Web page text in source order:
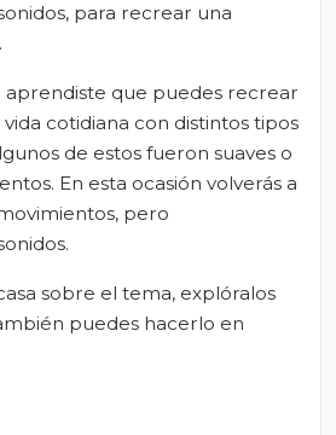
para recrear una
aprendiste que puedes recrear
cotidiana con distintos tipos
de estos fueron suaves o
En esta ocasión volverás a
pero
sobre el tema, explóralos
puedes hacerlo en